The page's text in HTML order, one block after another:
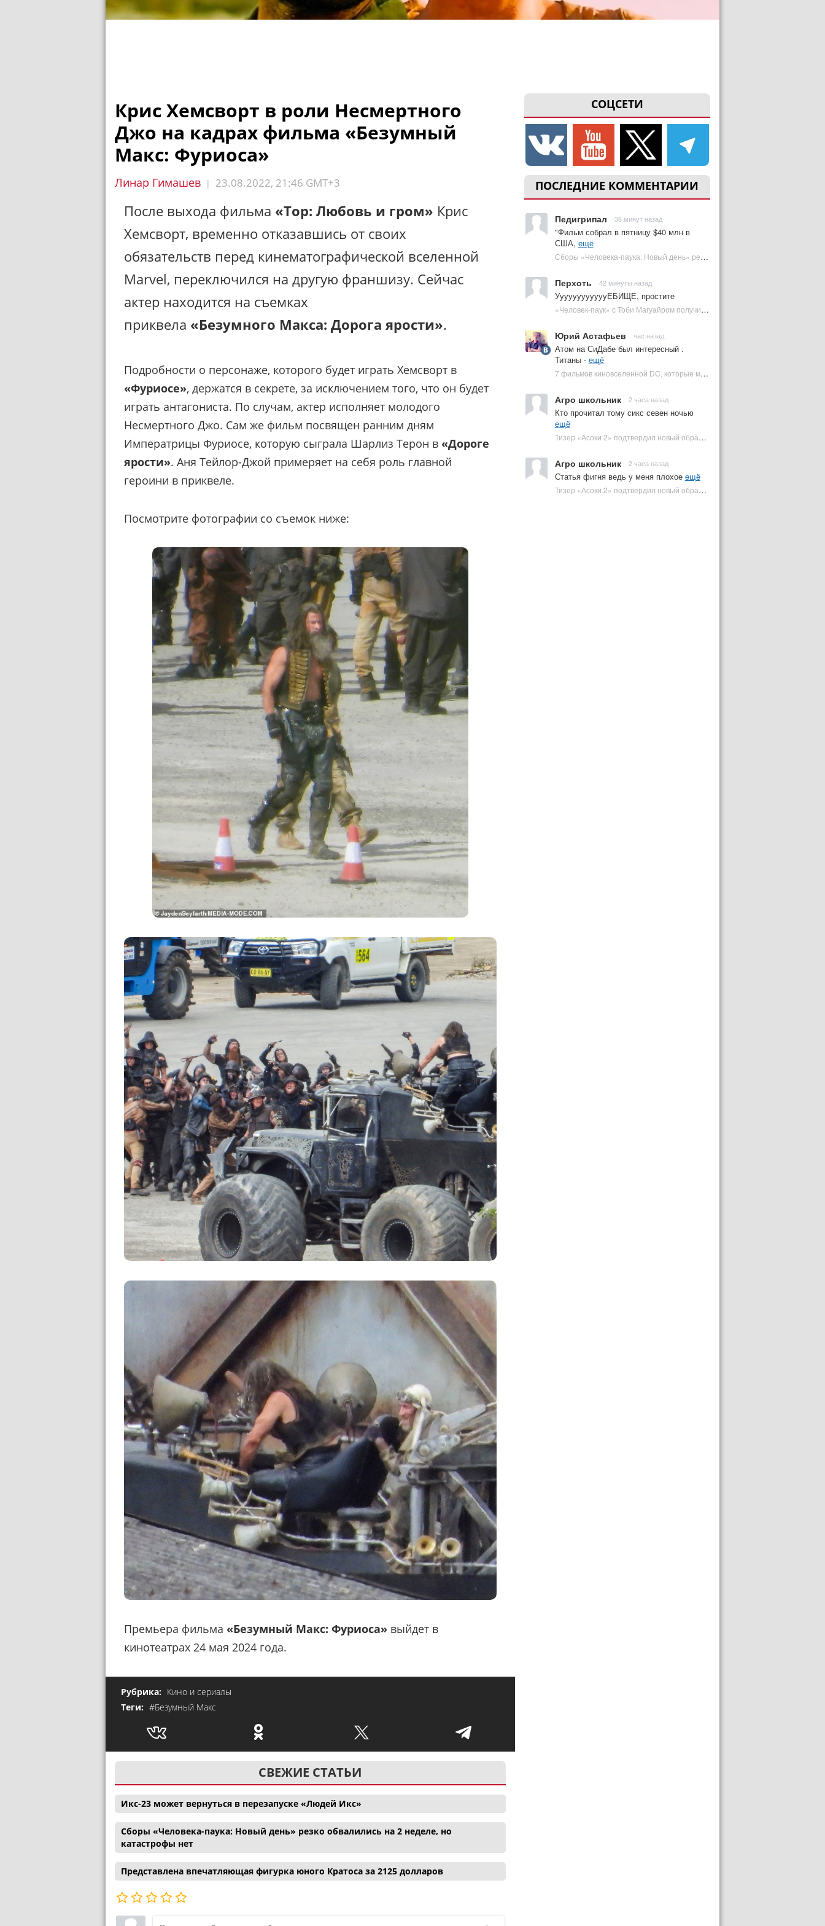
СОЦСЕТИ
ПОСЛЕДНИЕ КОММЕНТАРИИ
Педигрипал 38 минут назад
"Фильм собрал в пятницу $40 млн в
США, ещё
Сборы «Человека-паука: Новый день» резко обвалились на 2 неделе, но катастрофы нет | Plugged In Ru
Перхоть 42 минуты назад
УуууууууууууЕБИЩЕ, простите
«Человек-паук» с Тоби Магуайром получил новый постер | Plugged In Ru
Юрий Астафьев час назад
Атом на СиДабе был интересный .
Титаны - ещё
7 фильмов киновселенной DC, которые может снять Зак Снайдер | Plugged In Ru
Агро школьник 2 часа назад
Кто прочитал тому сикс севен ночью
ещё
Тизер «Асоки 2» подтвердил новый образ Энакина Скайуокера | Plugged In Ru
Агро школьник 2 часа назад
Статья фигня ведь у меня плохое ещё
Тизер «Асоки 2» подтвердил новый образ Энакина Скайуокера | Plugged In Ru
Крис Хемсворт в роли Несмертного
Джо на кадрах фильма «Безумный
Макс: Фуриоса»
Линар Гимашев | 23.08.2022, 21:46 GMT+3
После выхода фильма «Тор: Любовь и гром» Крис
Хемсворт, временно отказавшись от своих
обязательств перед кинематографической вселенной
Marvel, переключился на другую франшизу. Сейчас
актер находится на съемках
приквела «Безумного Макса: Дорога ярости».
Подробности о персонаже, которого будет играть Хемсворт в
«Фуриосе», держатся в секрете, за исключением того, что он будет
играть антагониста. По случам, актер исполняет молодого
Несмертного Джо. Сам же фильм посвящен ранним дням
Императрицы Фуриосе, которую сыграла Шарлиз Терон в «Дороге
ярости». Аня Тейлор-Джой примеряет на себя роль главной
героини в приквеле.
Посмотрите фотографии со съемок ниже:
Премьера фильма «Безумный Макс: Фуриоса» выйдет в
кинотеатрах 24 мая 2024 года.
Рубрика: Кино и сериалы
Теги: #Безумный Макс
СВЕЖИЕ СТАТЬИ
Икс-23 может вернуться в перезапуске «Людей Икс»
Сборы «Человека-паука: Новый день» резко обвалились на 2 неделе, но
катастрофы нет
Представлена впечатляющая фигурка юного Кратоса за 2125 долларов